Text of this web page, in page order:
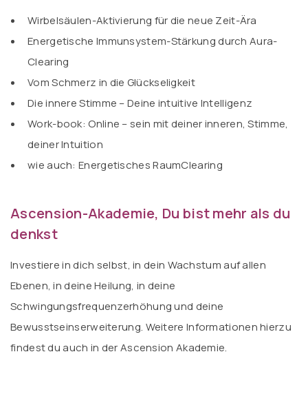
Wirbelsäulen-Aktivierung für die neue Zeit-Ära
Energetische Immunsystem-Stärkung durch Aura-
Clearing
Vom Schmerz in die Glückseligkeit
Die innere Stimme – Deine intuitive Intelligenz
Work-book: Online – sein mit deiner inneren, Stimme,
deiner Intuition
wie auch: Energetisches RaumClearing
Ascension-Akademie, Du bist mehr als du
denkst
Investiere in dich selbst, in dein Wachstum auf allen
Ebenen, in deine Heilung, in deine
Schwingungsfrequenzerhöhung und deine
Bewusstseinserweiterung. Weitere Informationen hierzu
findest du auch in der Ascension Akademie.